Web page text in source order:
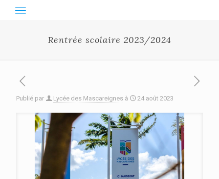
Rentrée scolaire 2023/2024
Publié par Lycée des Mascareignes à 24 août 2023